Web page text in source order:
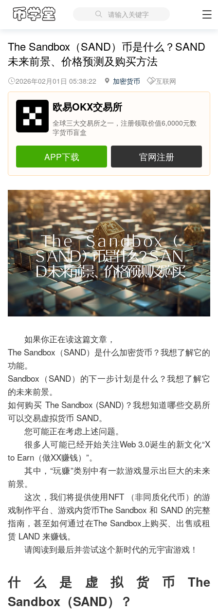
请输入关键字
The Sandbox（SAND）币是什么？SAND
未来前景、价格预测及购买方法
2026年02月01日 05:38:22 加密货币 互联网
欧易OKX交易所
全球三大交易所之一，注册领取价值6,0000元数
字货币盲盒
APP下载 官网注册
如果你正在读这篇文章，
The Sandbox（SAND）是什么加密货币？我想了解它的
功能。
Sandbox（SAND）的下一步计划是什么？我想了解它
的未来前景。
如何购买 The Sandbox (SAND)？我想知道哪些交易所
可以交易虚拟货币 SAND。
您可能正在考虑上述问题。
很多人可能已经开始关注Web 3.0诞生的新文化“X
to Earn（做XX赚钱）”。
其中，“玩赚”类别中有一款游戏显示出巨大的未来
前景。
这次，我们将提供使用NFT （非同质化代币）的游
戏制作平台、游戏内货币The Sandbox 和 SAND 的完整
指南，甚至如何通过在The Sandbox上购买、出售或租
赁 LAND 来赚钱。
请阅读到最后并尝试这个新时代的元宇宙游戏！
什么是虚拟货币The
Sandbox（SAND）？